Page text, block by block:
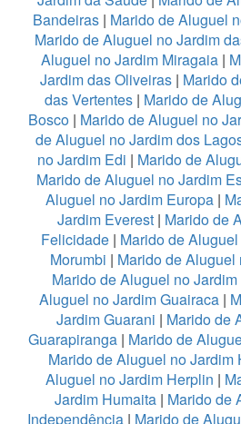
Bandeiras | Marido de Aluguel
Marido de Aluguel no Jardim
Aluguel no Jardim Miragaia|
Jardim das Oliveiras| Marido
das Vertentes| Marido de
Bosco | Marido de Aluguel no
de Aluguel no Jardim dos
no Jardim Edi | Marido de
Marido de Aluguel no Jardim
Aluguel no Jardim Europa|
Jardim Everest | Marido de
Felicidade | Marido de
Morumbi | Marido de Aluguel
Marido de Aluguel no
Aluguel no Jardim Guairaca |
Jardim Guarani | Marido de
Guarapiranga| Marido de
Marido de Aluguel no Jardim
Aluguel no Jardim Herplin |
Jardim Humaita | Marido de
Independência | Marido de